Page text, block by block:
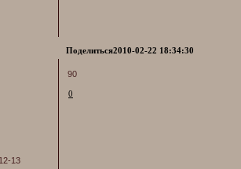
Поделиться2010-02-22 18:34:30
13
90
0